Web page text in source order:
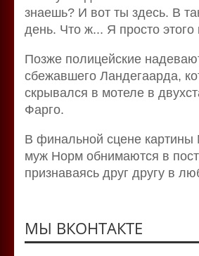
знаешь? И вот ты здесь. В
день. Что ж... Я просто
Позже полицейские
сбежавшего Ландегаарда,
скрывался в мотеле в
Фарго.
В финальной сцене
муж Норм обнимаются в
признаваясь друг другу в
МЫ ВКОНТАКТЕ